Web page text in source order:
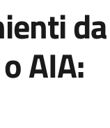
da
AIA: